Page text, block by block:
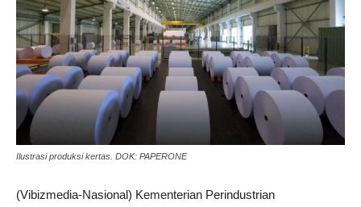
Ilustrasi produksi kertas. DOK: PAPERONE
(Vibizmedia-Nasional) Kementerian Perindustrian